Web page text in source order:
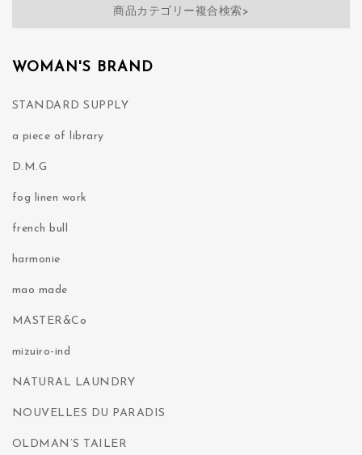
商品カテゴリー複合検索>
WOMAN'S BRAND
STANDARD SUPPLY
a piece of library
D.M.G
fog linen work
french bull
harmonie
mao made
MASTER&Co
mizuiro-ind
NATURAL LAUNDRY
NOUVELLES DU PARADIS
OLDMAN’S TAILER